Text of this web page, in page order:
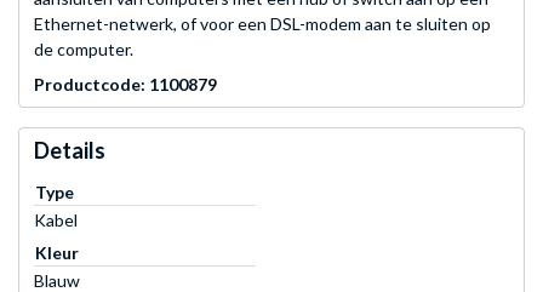
Ethernet-netwerk, of voor een DSL-modem aan te sluiten op
de computer.
Productcode: 1100879
Details
Type
Kabel
Kleur
Blauw